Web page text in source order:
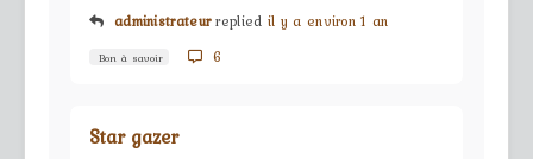
administrateur replied il y a environ 1 an
Bon à savoir 6
Star gazer